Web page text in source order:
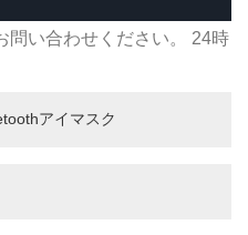
問い合わせください。 24時